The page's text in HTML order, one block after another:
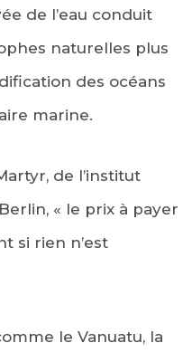
de l’eau conduit
naturelles plus
des océans
marine.
de l’institut
« le prix à payer
si rien n’est
le Vanuatu, la